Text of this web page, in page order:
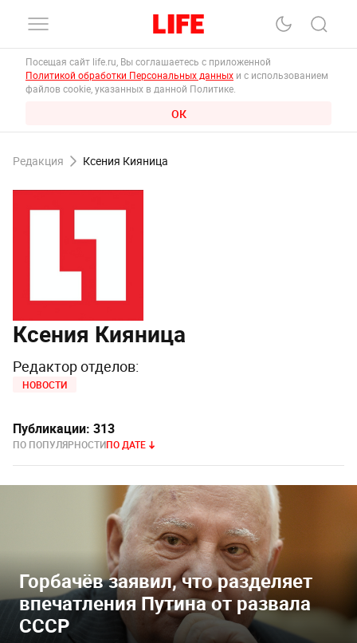
Посещая сайт life.ru, Вы соглашаетесь с приложенной
Политикой обработки Персональных данных и с использованием
файлов cookie, указанных в данной Политике.
ОК
Редакция Ксения Кияница
Ксения Кияница
Редактор отделов:
НОВОСТИ
Публикации: 313
ПО ПОПУЛЯРНОСТИПО ДАТЕ
Горбачёв заявил, что разделяет
впечатления Путина от развала
СССР